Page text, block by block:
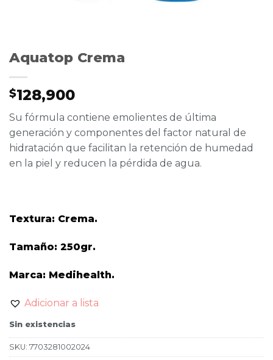
Aquatop Crema
$128,900
Su fórmula contiene emolientes de última
generación y componentes del factor natural de
hidratación que facilitan la retención de humedad
en la piel y reducen la pérdida de agua.
Textura: Crema.
Tamaño: 250gr.
Marca: Medihealth.
Adicionar a lista
Sin existencias
SKU: 7703281002024